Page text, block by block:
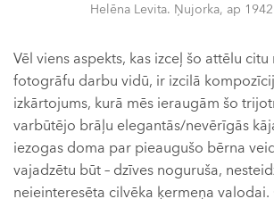
Helēna Levita. Ņujorka, ap
Vēl viens aspekts, kas izceļ šo attēlu
fotogrāfu darbu vidū, ir izcilā
izkārtojums, kurā mēs ieraugām šo
varbūtējo brāļu elegantās/nevērīgās
iezogas doma par pieaugušo bērna
vajadzētu būt – dzīves noguruša,
neieinteresēta cilvēka ķermeņa valodai.